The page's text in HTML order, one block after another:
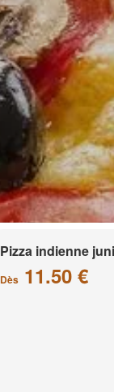
Pizza indienne
Dès11.50 €